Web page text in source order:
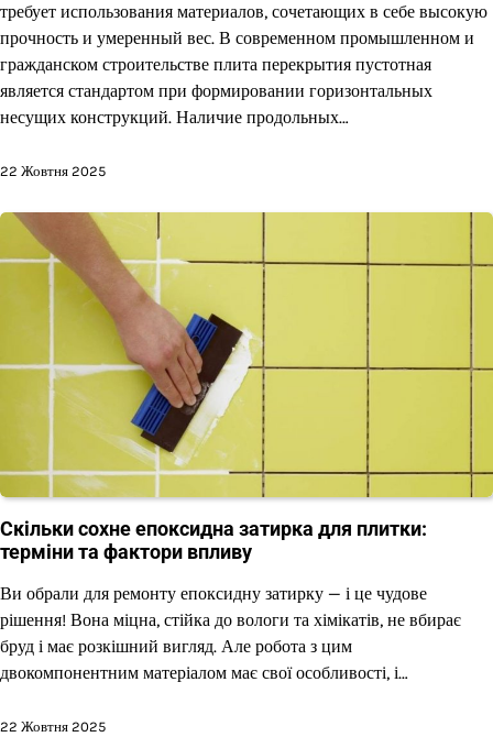
требует использования материалов, сочетающих в себе высокую
прочность и умеренный вес. В современном промышленном и
гражданском строительстве плита перекрытия пустотная
является стандартом при формировании горизонтальных
несущих конструкций. Наличие продольных…
22 Жовтня 2025
Скільки сохне епоксидна затирка для плитки:
терміни та фактори впливу
Ви обрали для ремонту епоксидну затирку — і це чудове
рішення! Вона міцна, стійка до вологи та хімікатів, не вбирає
бруд і має розкішний вигляд. Але робота з цим
двокомпонентним матеріалом має свої особливості, і…
22 Жовтня 2025